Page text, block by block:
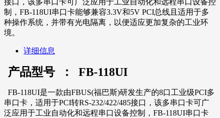
接口，该多串口卡可广泛应用于工业自动化和远程串口设备控
制，FB-118UI串口卡能够兼容3.3V和5V PCI总线且适用于多
种操作系统，并带有光电隔离，以便适应更加复杂的工业环
境。
详细信息
产品型号 ： FB-118UI
FB-118UI是一款由FBUS(福巴斯)研发生产的8口工业级PCI多
串口卡，适用于PCI转RS-232/422/485接口，该多串口卡可广
泛应用于工业自动化和远程串口设备控制，FB-118UI串口卡